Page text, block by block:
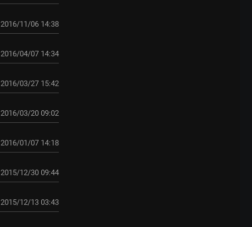
2016/11/06 14:38
2016/04/07 14:34
2016/03/27 15:42
2016/03/20 09:02
2016/01/07 14:18
2015/12/30 09:44
2015/12/13 03:43